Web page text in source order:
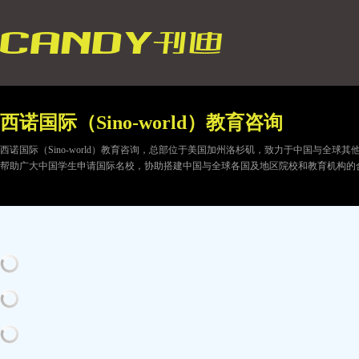
西诺国际（Sino-world）教育咨询
西诺国际（Sino-world）教育咨询，总部位于美国加州洛杉矶，致力于中国与全球
帮助广大中国学生申请国际名校，协助搭建中国与全球各国及地区院校和教育机构